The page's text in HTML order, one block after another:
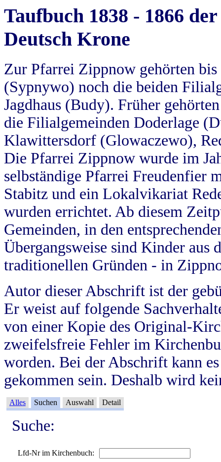
Taufbuch 1838 - 1866
Deutsch Krone
Zur Pfarrei Zippnow gehörten
(Sypnywo) noch die beiden
Jagdhaus (Budy). Früher
die Filialgemeinden Doderlage
Klawittersdorf (Glowaczewo),
Die Pfarrei Zippnow wurde im
selbständige Pfarrei Freudenfier
Stabitz und ein Lokalvikariat
wurden errichtet. Ab diesem
Gemeinden, in den
Übergangsweise sind Kinder aus
traditionellen Gründen - in
Autor dieser Abschrift ist der
Er weist auf folgende
von einer Kopie des Original-
zweifelsfreie Fehler im
worden. Bei der Abschrift kann
gekommen sein. Deshalb wird
Alles Suchen Auswahl Detail
Suche:
Lfd-Nr im Kirchenbuch: